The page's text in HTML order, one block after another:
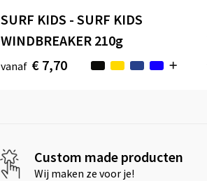
SURF KIDS - SURF KIDS
WINDBREAKER 210g
vanaf € 7,70
Custom made producten
Wij maken ze voor je!